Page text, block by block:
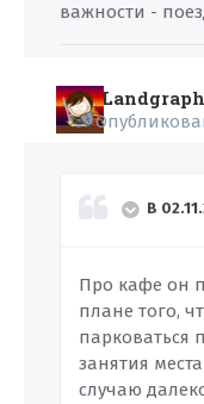
важности -
Landgraph
В
Про кафе он
плане того,
парковаться
занятия
случаю